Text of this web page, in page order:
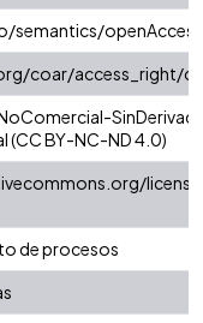
semantics/openAccess
coar/access_right/
(CC BY-NC-ND 4.0)
de procesos